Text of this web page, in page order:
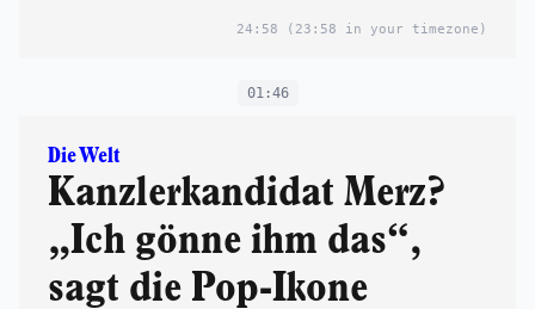
24:58 (23:58 in your timezone)
01:46
Die Welt
Kanzlerkandidat Merz?
„Ich gönne ihm das“,
sagt die Pop-Ikone